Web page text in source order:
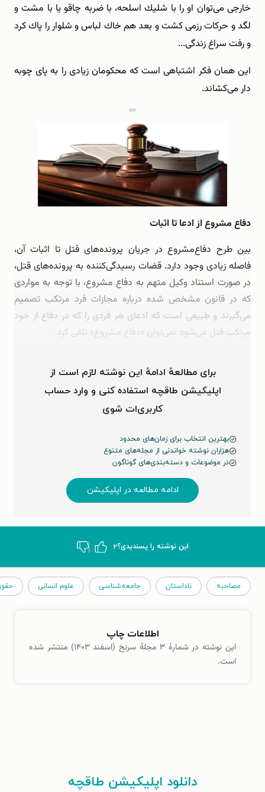
خارجی می‌توان او را با شلیك اسلحه، با ضربه چاقو ‌یا با مشت و
لگد و حركات رزمی كشت و بعد هم خاك لباس و شلوار را پاك كرد
و رفت سراغ زندگی... ‌
این همان فكر اشتباهی است كه محكومان زیادی را به پای چوبه
دار می‌كشاند.
دفاع مشروع از ادعا تا اثبات
بین طرح دفاع‌مشروع در جریان پرونده‌های قتل تا اثبات آن،
فاصله زیادی وجود دارد. قضات رسیدگی‌کننده به پرونده‌های قتل،
در صورت استناد وكیل متهم به دفاع مشروع،‌ با توجه به مواردی
كه در قانون مشخص شده درباره مجازات فرد مرتکب تصمیم
می‌گیرند و طبیعی است كه ادعای هر فردی را که در دفاع از خود
مرتکب قتل می‌شود نمی‌توان «دفاع مشروع» تلقی کرد.
برای مطالعهٔ ادامهٔ این نوشته لازم است از
اپلیکیشن طاقچه استفاده کنی و وارد حساب
کاربری‌ات شوی
بهترین انتخاب برای زمان‌های محدود
هزاران نوشته خواندنی از مجله‌های متنوع
در موضوعات و دسته‌بندی‌های گوناگون
ادامه مطالعه در اپلیکیشن
این نوشته‌ را پسندیدی؟۲
مصاحبه ناداستان جامعه‌شناسی علوم انسانی
اطلاعات چاپ
این نوشته در شمارهٔ ۳ مجلهٔ سرنخ (اسفند ۱۴۰۳) منتشر شده
است.
دانلود اپلیکیشن طاقچه